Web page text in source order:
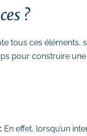
?
tous ces éléments,
pour construire
En effet, lorsqu’un